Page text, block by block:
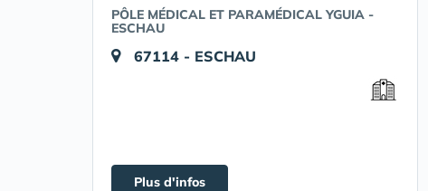
PÔLE MÉDICAL ET PARAMÉDICAL YGUIA -
ESCHAU
67114 - ESCHAU
Plus d'infos